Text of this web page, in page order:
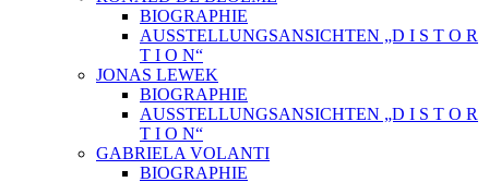
BIOGRAPHIE
AUSSTELLUNGSANSICHTEN „D I S T O R
T I O N“
JONAS LEWEK
BIOGRAPHIE
AUSSTELLUNGSANSICHTEN „D I S T O R
T I O N“
GABRIELA VOLANTI
BIOGRAPHIE